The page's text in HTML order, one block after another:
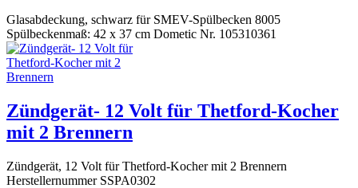
Glasabdeckung, schwarz für SMEV-Spülbecken 8005
Spülbeckenmaß: 42 x 37 cm Dometic Nr. 105310361
Zündgerät- 12 Volt für Thetford-Kocher
mit 2 Brennern
Zündgerät, 12 Volt für Thetford-Kocher mit 2 Brennern
Herstellernummer SSPA0302